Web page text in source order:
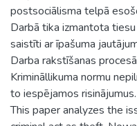
postsociālisma telpā
Darbā tika izmantota
saistīti ar īpašuma
Darba rakstīšanas
Krimināllikuma normu
to iespējamos risinājumus.
This paper analyzes the